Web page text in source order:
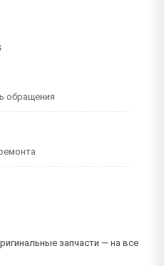
обращения
запчасти — на все